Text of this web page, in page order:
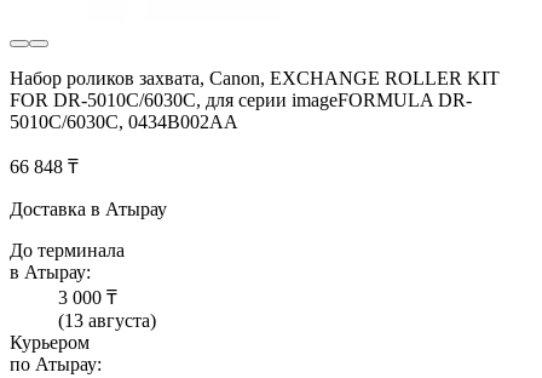
Набор роликов захвата, Canon, EXCHANGE ROLLER KIT
FOR DR-5010C/6030C, для серии imageFORMULA DR-
5010C/6030C, 0434B002AA
66 848 ₸
Доставка в Атырау
До терминала
в Атырау:
3 000 ₸
(13 августа)
Курьером
по Атырау: